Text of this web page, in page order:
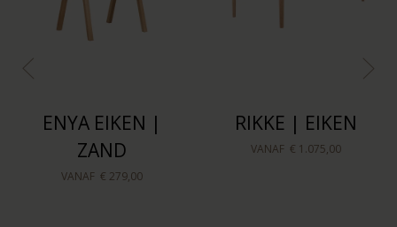
SILJA COUNTER
BARKRUK EIKEN |
BEIGE
TOMRER
SALONTAFEL